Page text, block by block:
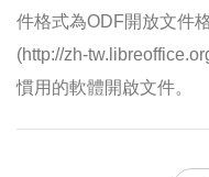
件格式為ODF開放文件
(http://zh-
慣用的軟體開啟文件。